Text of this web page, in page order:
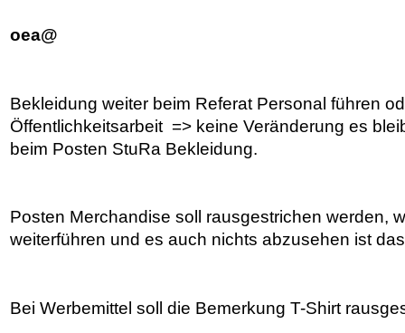
oea@
Bekleidung weiter beim Referat Personal führen
Öffentlichkeitsarbeit => keine Veränderung es
beim Posten StuRa Bekleidung.
Posten Merchandise soll rausgestrichen werden,
weiterführen und es auch nichts abzusehen ist
Bei Werbemittel soll die Bemerkung T-Shirt